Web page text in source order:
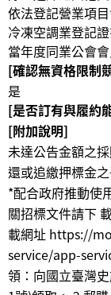
依法登記營業項
冷凍空調業登記證
當年度同業公會會
[確認無資格限制
是
[是否訂有與履約
[附加說明]
未達公告金額之
還或追繳押標金
*配合政府推動使
關招標文件請下
載網址 https://
service/app-
領：向國立臺灣